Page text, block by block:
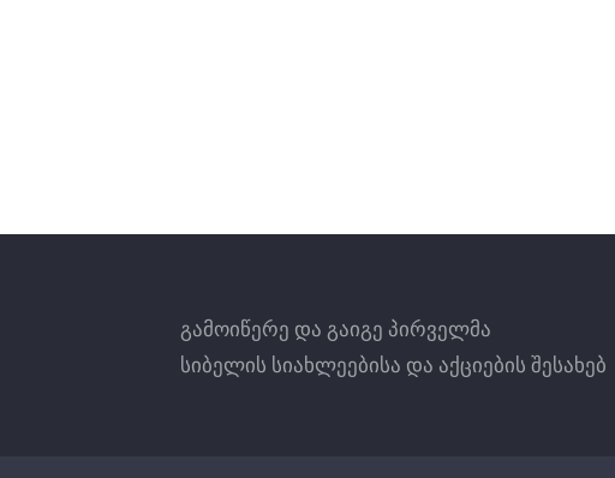
გამოიწერე და გაიგე პირველმა
სიბელის სიახლეებისა და აქციების შესახებ